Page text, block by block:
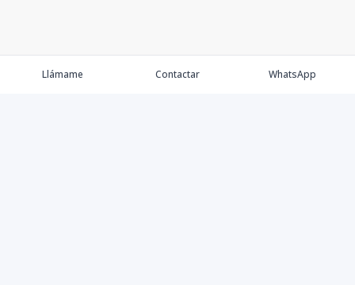
Llámame Contactar WhatsApp